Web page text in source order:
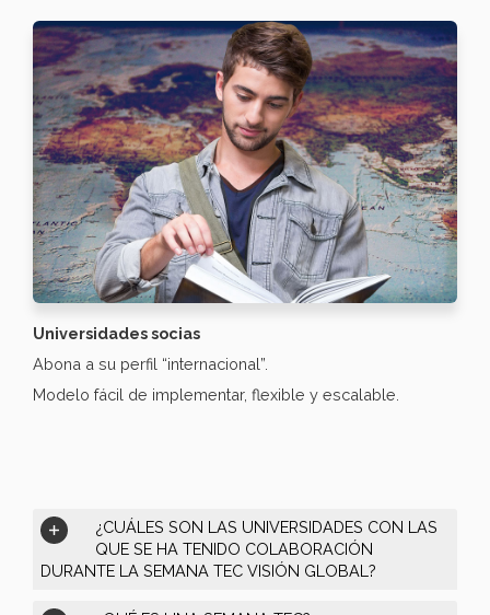
Universidades socias
Abona a su perfil “internacional”.
Modelo fácil de implementar, flexible y escalable.
¿CUÁLES SON LAS UNIVERSIDADES CON LAS
QUE SE HA TENIDO COLABORACIÓN
DURANTE LA SEMANA TEC VISIÓN GLOBAL?